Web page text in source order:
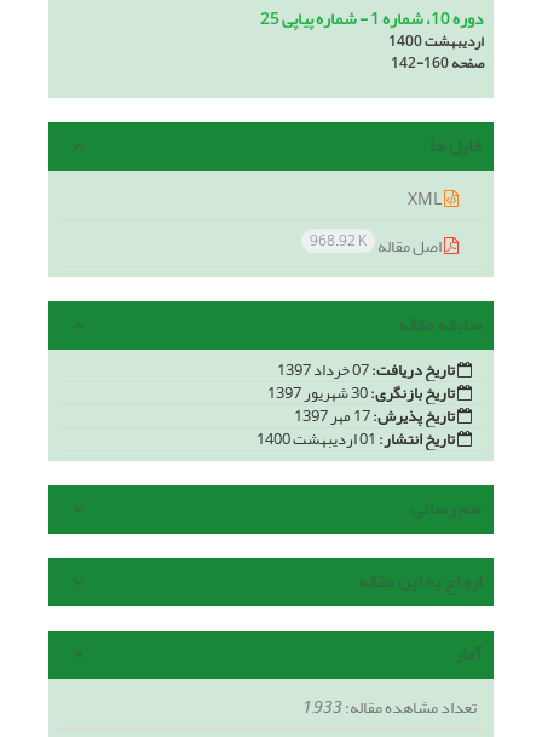
دوره 10، شماره 1 - شماره پیاپی 25
اردیبهشت 1400
صفحه142-160
فایل ها
اصل مقاله 968.92 K
سابقه مقاله
تاریخ دریافت:
تاریخ بازنگری:
تاریخ پذیرش:
تاریخ انتشار:
هم رسانی
ارجاع به این مقاله
آمار
تعداد مشاهده مقاله:1,933